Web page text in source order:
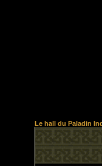
Le hall du Paladin